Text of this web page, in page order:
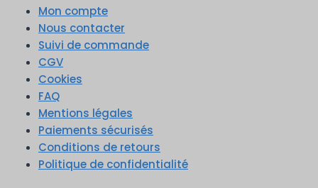
Mon compte
Nous contacter
Suivi de commande
CGV
Cookies
FAQ
Mentions légales
Paiements sécurisés
Conditions de retours
Politique de confidentialité